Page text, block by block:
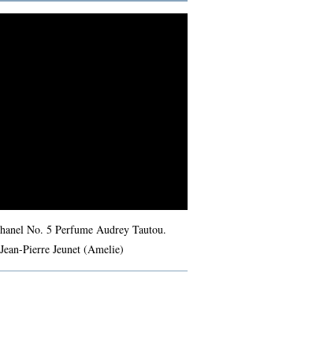
No. 5 Perfume Audrey Tautou.
Pierre Jeunet (Amelie)